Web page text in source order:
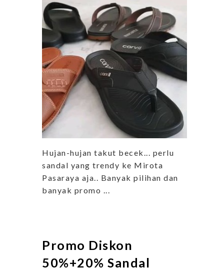
Hujan-hujan takut becek... perlu
sandal yang trendy ke Mirota
Pasaraya aja.. Banyak pilihan dan
banyak promo ...
Promo Diskon
50%+20% Sandal